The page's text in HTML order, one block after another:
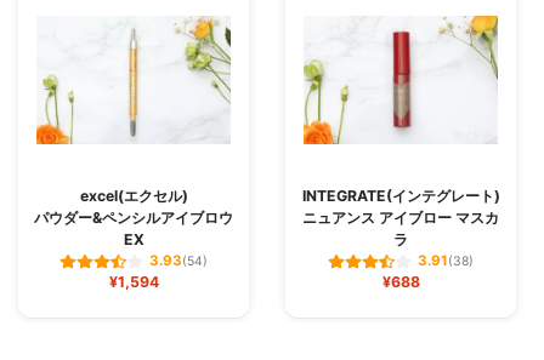
excel(エクセル)
パウダー&ペンシルアイブロウ
EX
3.93(54)
¥1,594
INTEGRATE(インテグレート)
ニュアンス アイブロー マスカ
ラ
3.91(38)
¥688